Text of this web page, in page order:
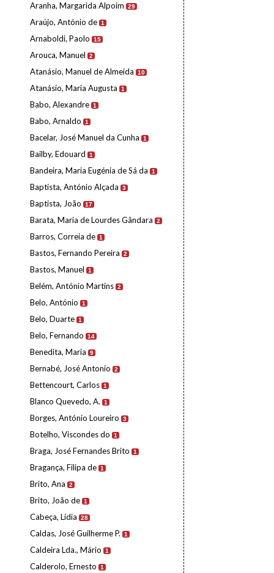
Aranha, Margarida Alpoim 29
Araújo, António de 1
Arnaboldi, Paolo 15
Arouca, Manuel 2
Atanásio, Manuel de Almeida 10
Atanásio, Maria Augusta 1
Babo, Alexandre 1
Babo, Arnaldo 1
Bacelar, José Manuel da Cunha 1
Bailby, Edouard 1
Bandeira, Maria Eugénia de Sá da 1
Baptista, António Alçada 3
Baptista, João 17
Barata, Maria de Lourdes Gândara 2
Barros, Correia de 1
Bastos, Fernando Pereira 2
Bastos, Manuel 1
Belém, António Martins 2
Belo, António 1
Belo, Duarte 1
Belo, Fernando 14
Benedita, Maria 9
Bernabé, José Antonio 2
Bettencourt, Carlos 1
Blanco Quevedo, A. 1
Borges, António Loureiro 3
Botelho, Viscondes do 1
Braga, José Fernandes Brito 1
Bragança, Filipa de 1
Brito, Ana 2
Brito, João de 1
Cabeça, Lídia 28
Caldas, José Guilherme P. 1
Caldeira Lda., Mário 1
Calderolo, Ernesto 1